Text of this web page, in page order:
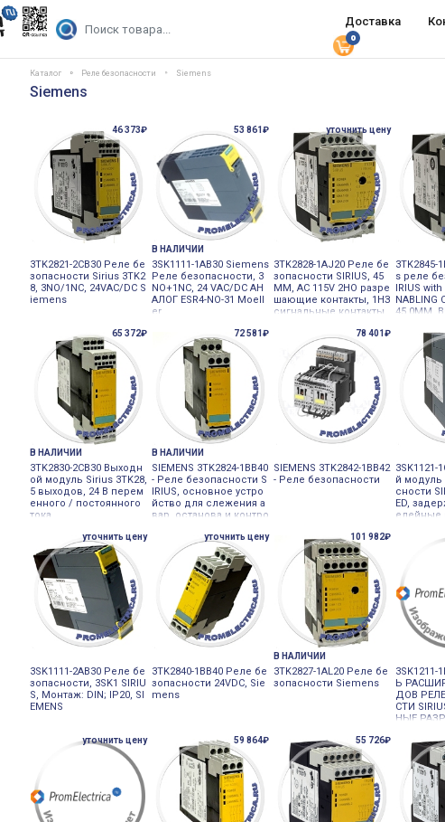
Доставка
0
Каталог Реле безопасности Siemens
Siemens
46 373₽
3TK2821-2CB30 Реле бе
зопасности Sirius 3TK2
8, 3NO/1NC, 24VAC/DC S
iemens
53 861₽
В НАЛИЧИИ
3SK1111-1AB30 Siemens
Реле безопасности, 3
NO+1NC, 24 VAC/DC АН
АЛОГ ESR4-NO-31 Moell
er
уточнить цену
3TK2828-1AJ20 Реле бе
зопасности SIRIUS, 45
MM, AC 115V 2НО разре
шающие контакты, 1НЗ
сигнальные контакты,
такты зедержка автост
арта, 0, 5-30S
3TK2845-
s реле
IRIUS with
NABLING
45.0MM,
65 372₽
В НАЛИЧИИ
3TK2830-2CB30 Выходн
ой модуль Sirius 3TK28,
5 выходов, 24 В перем
енного / постоянного
тока
72 581₽
В НАЛИЧИИ
SIEMENS 3TK2824-1BB40
- Реле безопасности S
IRIUS, основное устро
йство для слежения а
вар. останова и контро
граждений, 2НО разре
шающие контакты DC 2
78 401₽
SIEMENS 3TK2842-1BB42
- Реле безопасности
3SK1121-
й модуль
сности
ED,
елейные
он. с
уточнить цену
3SK1111-2AB30 Реле бе
зопасности, 3SK1 SIRIU
S, Монтаж: DIN; IP20, SI
EMENS
уточнить цену
3TK2840-1BB40 Реле бе
зопасности 24VDC, Sie
mens
101 982₽
В НАЛИЧИИ
3TK2827-1AL20 Реле бе
зопасности Siemens
Ь
ДОВ
СТИ
НЫЕ
Л
НЗ
уточнить цену 59 864₽ 55 726₽